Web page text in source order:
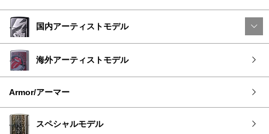
国内アーティストモデル
海外アーティストモデル
Armor/アーマー
スペシャルモデル